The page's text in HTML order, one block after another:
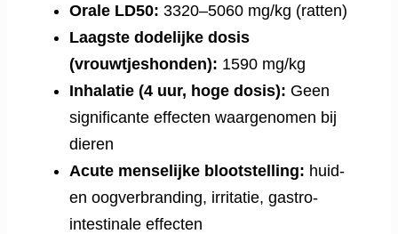
Orale LD50: 3320–5060 mg/kg (ratten)
Laagste dodelijke dosis
(vrouwtjeshonden): 1590 mg/kg
Inhalatie (4 uur, hoge dosis): Geen
significante effecten waargenomen bij
dieren
Acute menselijke blootstelling: huid-
en oogverbranding, irritatie, gastro-
intestinale effecten